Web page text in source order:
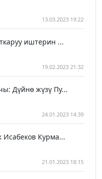
13.03.2023 19:22
иштерин ...
19.02.2023 21:32
Дүйнө жүзү Пу...
24.01.2023 14:39
Курма...
21.01.2023 18:15